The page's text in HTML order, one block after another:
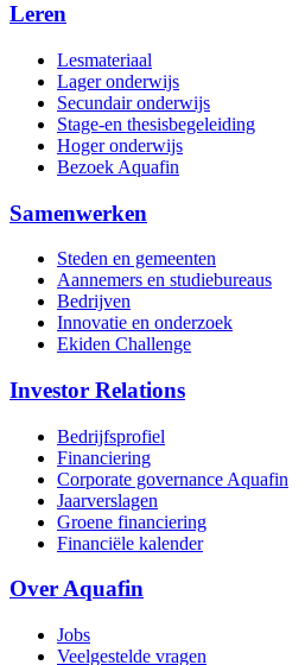
Leren
Lesmateriaal
Lager onderwijs
Secundair onderwijs
Stage-en thesisbegeleiding
Hoger onderwijs
Bezoek Aquafin
Samenwerken
Steden en gemeenten
Aannemers en studiebureaus
Bedrijven
Innovatie en onderzoek
Ekiden Challenge
Investor Relations
Bedrijfsprofiel
Financiering
Corporate governance Aquafin
Jaarverslagen
Groene financiering
Financiële kalender
Over Aquafin
Jobs
Veelgestelde vragen